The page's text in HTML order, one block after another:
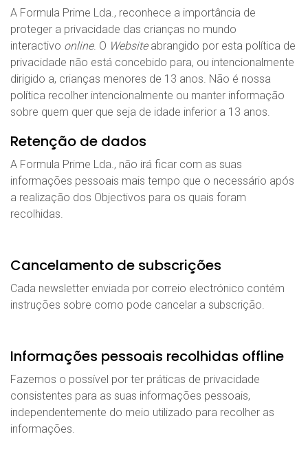
A Formula Prime Lda., reconhece a importância de
proteger a privacidade das crianças no mundo
interactivo online. O Websiteabrangido por esta política de
privacidade não está concebido para, ou intencionalmente
dirigido a, crianças menores de 13 anos. Não é nossa
política recolher intencionalmente ou manter informação
sobre quem quer que seja de idade inferior a 13 anos.
Retenção de dados
A Formula Prime Lda., não irá ficar com as suas
informações pessoais mais tempo que o necessário após
a realização dos Objectivos para os quais foram
recolhidas.
Cancelamento de subscrições
Cada newsletter enviada por correio electrónico contém
instruções sobre como pode cancelar a subscrição.
Informações pessoais recolhidas offline
Fazemos o possível por ter práticas de privacidade
consistentes para as suas informações pessoais,
independentemente do meio utilizado para recolher as
informações.